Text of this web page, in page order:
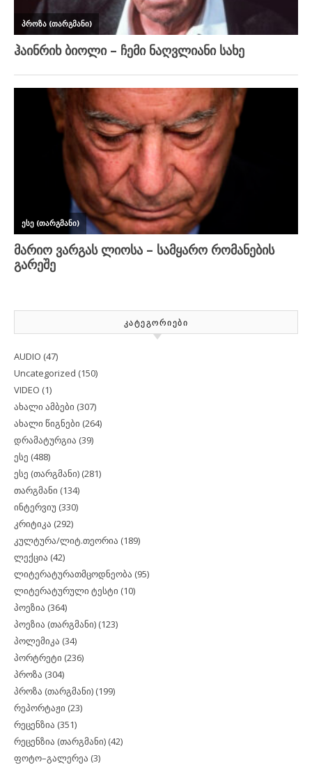
ᲙᲐᲢᲔᲒᲝᲠᲘᲔᲑᲘ
AUDIO (47)
Uncategorized (150)
VIDEO (1)
ახალი ამბები (307)
ახალი წიგნები (264)
დრამატურგია (39)
ესე (488)
ესე (თარგმანი) (281)
თარგმანი (134)
ინტერვიუ (330)
კრიტიკა (292)
კულტურა/ლიტ.თეორია (189)
ლექცია (42)
ლიტერატურათმცოდნეობა (95)
ლიტერატურული ტესტი (10)
პოეზია (364)
პოეზია (თარგმანი) (123)
პოლემიკა (34)
პორტრეტი (236)
პროზა (304)
პროზა (თარგმანი) (199)
რეპორტაჟი (23)
რეცენზია (351)
რეცენზია (თარგმანი) (42)
ფოტო–გალერეა (3)